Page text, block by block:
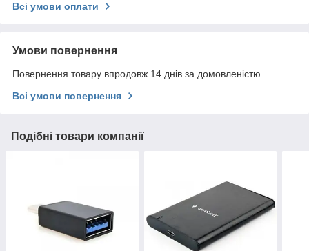
Всі умови оплати
Умови повернення
Повернення товару впродовж 14 днів за домовленістю
Всі умови повернення
Подібні товари компанії